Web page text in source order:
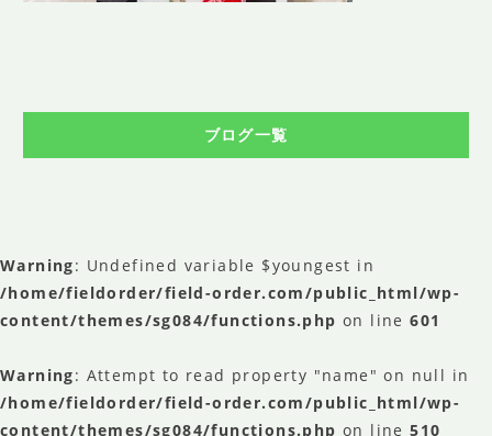
アクセス
提携カメラマン・求人情報
ブログ一覧
Warning: Undefined variable $youngest in
/home/fieldorder/field-order.com/public_html/wp-
content/themes/sg084/functions.php on line601
Warning: Attempt to read property "name" on null in
/home/fieldorder/field-order.com/public_html/wp-
content/themes/sg084/functions.php on line510